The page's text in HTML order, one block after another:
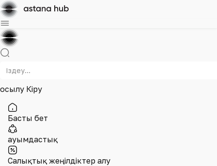
Қосылу Кіру
Басты бет
Қауымдастық
Салықтық жеңілдіктер алу